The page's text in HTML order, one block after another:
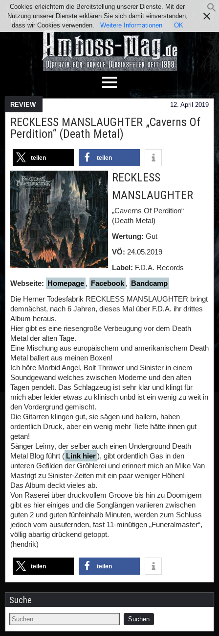
Team Kontakt Facebook
Instagram
Impressum / Datenschutz
REVIEW 12. April 2019
RECKLESS MANSLAUGHTER „Caverns Of
Perdition“ (Death Metal)
teilen teilen
RECKLESS
MANSLAUGHTER
„Caverns Of Perdition“
(Death Metal)
Wertung: Gut
VÖ: 24.05.2019
Label: F.D.A. Records
Webseite: Homepage , Facebook , Bandcamp
Die Herner Todesfabrik RECKLESS MANSLAUGHTER bringt
demnächst, nach 6 Jahren, dieses Mal über F.D.A. ihr drittes
Album heraus.
Hier gibt es eine riesengroße Verbeugung vor dem Death
Metal der alten Tage.
Eine Mischung aus europäischem und amerikanischem Death
Metal ballert aus meinen Boxen!
Ich höre Morbid Angel, Bolt Thrower und Sinister in einem
Soundgewand welches zwischen Moderne und den alten
Tagen pendelt. Das Schlagzeug ist sehr klar und klingt für
mich aber leider etwas zu klinisch unbd ist ein wenig zu weit in
den Vordergrund gemischt.
Die Gitarren klingen gut, sie sägen und ballern, haben
ordentlich Druck, aber ein wenig mehr Tiefe hätte ihnen gut
getan!
Sänger Leimy, der selber auch einen Underground Death
Metal Blog führt ( Link hier), gibt ordentlich Gas in den
unteren Gefilden der Gröhlerei und erinnert mich an Mike Van
Mastrigt zu Sinister-Zeiten mit ein paar weniger Höhen!
Das Album deckt vieles ab.
Von Raserei über druckvollem Groove bis hin zu Doomigem
gibt es hier einiges und die Songlängen variieren zwischen
guten 2 und guten fünfeinhalb Minuten, werden zum Schluss
jedoch vom ausufernden, fast 11-minütigen „Funeralmaster“,
völlig abartig drückend getoppt.
(hendrik)
teilen teilen
Suche
Cookies erleichtern die Bereitstellung unserer Dienste. Mit der
Nutzung unserer Dienste erklären Sie sich damit einverstanden,
dass wir Cookies verwenden.
Weitere Informationen OK